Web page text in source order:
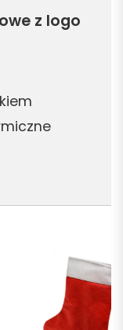
z logo